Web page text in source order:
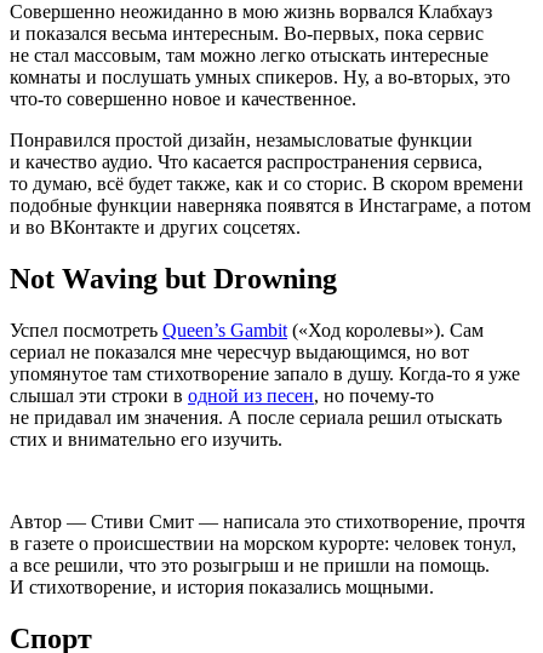
Совершенно неожиданно в мою жизнь ворвался Клабхауз
и показался весьма интересным. Во-первых, пока сервис
не стал массовым, там можно легко отыскать интересные
комнаты и послушать умных спикеров. Ну, а во-вторых, это
что-то совершенно новое и качественное.
Понравился простой дизайн, незамысловатые функции
и качество аудио. Что касается распространения сервиса,
то думаю, всё будет также, как и со сторис. В скором времени
подобные функции наверняка появятся в Инстаграме, а потом
и во ВКонтакте и других соцсетях.
Not Waving but Drowning
Успел посмотреть Queen’s Gambit («Ход королевы»). Сам
сериал не показался мне чересчур выдающимся, но вот
упомянутое там стихотворение запало в душу. Когда-то я уже
слышал эти строки в одной из песен, но почему-то
не придавал им значения. А после сериала решил отыскать
стих и внимательно его изучить.
Автор — Стиви Смит — написала это стихотворение, прочтя
в газете о происшествии на морском курорте: человек тонул,
а все решили, что это розыгрыш и не пришли на помощь.
И стихотворение, и история показались мощными.
Спорт